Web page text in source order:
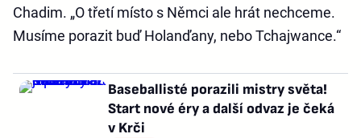
Chadim. „O třetí místo s Němci ale hrát nechceme.
Musíme porazit buď Holanďany, nebo Tchajwance.“
Baseballisté porazili mistry světa!
Start nové éry a další odvaz je čeká
v Krči